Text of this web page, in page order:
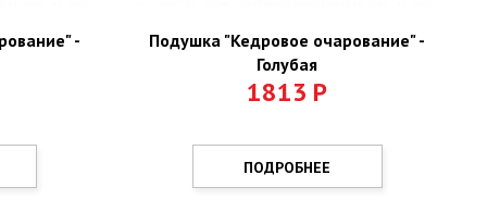
-
Подушка "Кедровое очарование" -
Голубая
1813 Р
ПОДРОБНЕЕ